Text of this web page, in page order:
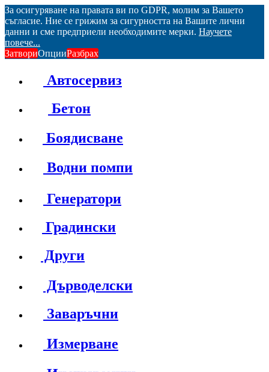
За осигуряване на правата ви по GDPR, молим за Вашето
съгласие. Ние се грижим за сигурността на Вашите лични
данни и сме предприели необходимите мерки. Научете
повече...
ЗатвориОпцииРазбрах
Автосервиз
Бетон
Боядисване
Водни помпи
Генератори
Градински
Други
Дърводелски
Заваръчни
Измерване